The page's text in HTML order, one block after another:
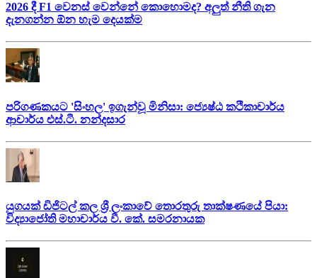
2026 දී F1 වෙනස් වෙන්නේ කොහොමද? අලුත් නීති ගැන
දැනගන්න ඕන හැම දෙයක්ම
පරිගණකයට 'සිංහල' ඉගැන්වූ මිනිසා: ජ්‍යෙෂ්ඨ කථිකාචාර්ය
ආචාර්ය එස්.ටී. නන්දසාර
යුගයක් ඩිජිටල් කල ශ්‍රී ලංකාවේ තොරතුරු තාක්ෂණයේ පියා:
විද්‍යාජෝති මහාචාර්ය වී. කේ. සමරනායක